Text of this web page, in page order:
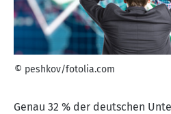
© peshkov/fotolia.com
Genau 32 % der deutschen